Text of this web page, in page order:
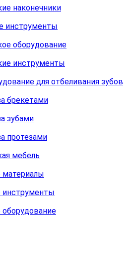
наконечники
инструменты
оборудование
инструменты
для отбеливания зубов
брекетами
зубами
протезами
мебель
материалы
инструменты
оборудование